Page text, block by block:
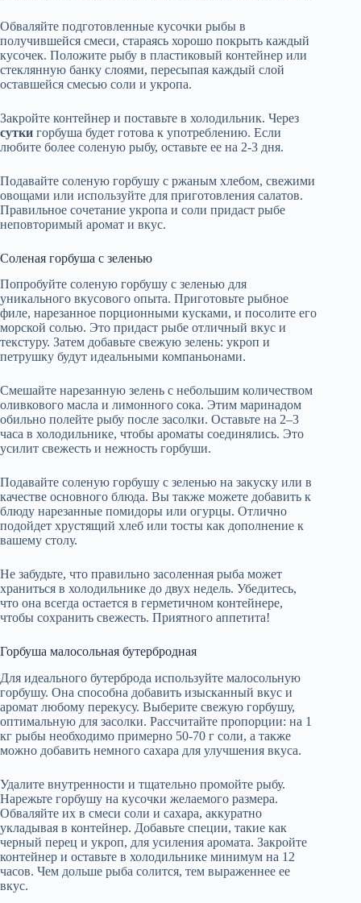
Обваляйте подготовленные кусочки рыбы в
получившейся смеси, стараясь хорошо покрыть каждый
кусочек. Положите рыбу в пластиковый контейнер или
стеклянную банку слоями, пересыпая каждый слой
оставшейся смесью соли и укропа.
Закройте контейнер и поставьте в холодильник. Через
сутки горбуша будет готова к употреблению. Если
любите более соленую рыбу, оставьте ее на 2-3 дня.
Подавайте соленую горбушу с ржаным хлебом, свежими
овощами или используйте для приготовления салатов.
Правильное сочетание укропа и соли придаст рыбе
неповторимый аромат и вкус.
Соленая горбуша с зеленью
Попробуйте соленую горбушу с зеленью для
уникального вкусового опыта. Приготовьте рыбное
филе, нарезанное порционными кусками, и посолите его
морской солью. Это придаст рыбе отличный вкус и
текстуру. Затем добавьте свежую зелень: укроп и
петрушку будут идеальными компаньонами.
Смешайте нарезанную зелень с небольшим количеством
оливкового масла и лимонного сока. Этим маринадом
обильно полейте рыбу после засолки. Оставьте на 2–3
часа в холодильнике, чтобы ароматы соединялись. Это
усилит свежесть и нежность горбуши.
Подавайте соленую горбушу с зеленью на закуску или в
качестве основного блюда. Вы также можете добавить к
блюду нарезанные помидоры или огурцы. Отлично
подойдет хрустящий хлеб или тосты как дополнение к
вашему столу.
Не забудьте, что правильно засоленная рыба может
храниться в холодильнике до двух недель. Убедитесь,
что она всегда остается в герметичном контейнере,
чтобы сохранить свежесть. Приятного аппетита!
Горбуша малосольная бутербродная
Для идеального бутерброда используйте малосольную
горбушу. Она способна добавить изысканный вкус и
аромат любому перекусу. Выберите свежую горбушу,
оптимальную для засолки. Рассчитайте пропорции: на 1
кг рыбы необходимо примерно 50-70 г соли, а также
можно добавить немного сахара для улучшения вкуса.
Удалите внутренности и тщательно промойте рыбу.
Нарежьте горбушу на кусочки желаемого размера.
Обваляйте их в смеси соли и сахара, аккуратно
укладывая в контейнер. Добавьте специи, такие как
черный перец и укроп, для усиления аромата. Закройте
контейнер и оставьте в холодильнике минимум на 12
часов. Чем дольше рыба солится, тем выраженнее ее
вкус.